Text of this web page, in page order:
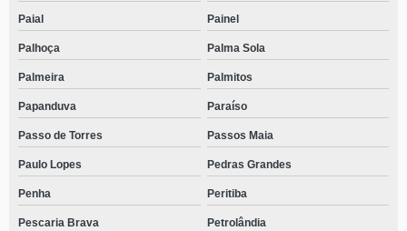
Paial Painel
Palhoça Palma Sola
Palmeira Palmitos
Papanduva Paraíso
Passo de Torres Passos Maia
Paulo Lopes Pedras Grandes
Penha Peritiba
Pescaria Brava Petrolândia